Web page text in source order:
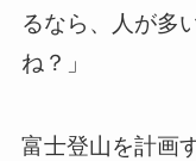
るなら、人が多
ね？」
富士登山を計画